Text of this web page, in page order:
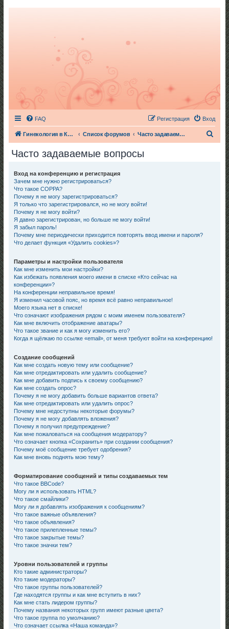
FAQ Вход
Регистрация
Гинекология в Киеве Список форумов Часто задаваемые вопросы
Часто задаваемые вопросы
Вход на конференцию и регистрация
Зачем мне нужно регистрироваться?
Что такое COPPA?
Почему я не могу зарегистрироваться?
Я только что зарегистрировался, но не могу войти!
Почему я не могу войти?
Я давно зарегистрирован, но больше не могу войти!
Я забыл пароль!
Почему мне периодически приходится повторять ввод имени и пароля?
Что делает функция «Удалить cookies»?
Параметры и настройки пользователя
Как мне изменить мои настройки?
Как избежать появления моего имени в списке «Кто сейчас на
конференции»?
На конференции неправильное время!
Я изменил часовой пояс, но время всё равно неправильное!
Моего языка нет в списке!
Что означают изображения рядом с моим именем пользователя?
Как мне включить отображение аватары?
Что такое звание и как я могу изменить его?
Когда я щёлкаю по ссылке «email», от меня требуют войти на конференцию!
Создание сообщений
Как мне создать новую тему или сообщение?
Как мне отредактировать или удалить сообщение?
Как мне добавить подпись к своему сообщению?
Как мне создать опрос?
Почему я не могу добавить больше вариантов ответа?
Как мне отредактировать или удалить опрос?
Почему мне недоступны некоторые форумы?
Почему я не могу добавлять вложения?
Почему я получил предупреждение?
Как мне пожаловаться на сообщения модератору?
Что означает кнопка «Сохранить» при создании сообщения?
Почему моё сообщение требует одобрения?
Как мне вновь поднять мою тему?
Форматирование сообщений и типы создаваемых тем
Что такое BBCode?
Могу ли я использовать HTML?
Что такое смайлики?
Могу ли я добавлять изображения к сообщениям?
Что такое важные объявления?
Что такое объявления?
Что такое прилепленные темы?
Что такое закрытые темы?
Что такое значки тем?
Уровни пользователей и группы
Кто такие администраторы?
Кто такие модераторы?
Что такое группы пользователей?
Где находятся группы и как мне вступить в них?
Как мне стать лидером группы?
Почему названия некоторых групп имеют разные цвета?
Что такое группа по умолчанию?
Что означает ссылка «Наша команда»?